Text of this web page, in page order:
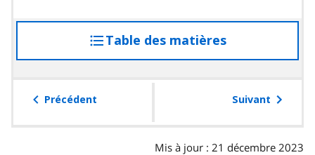
r
g
a
Table des matières
à
table
Précédent Suivant
Mis à jour : 21 décembre 2023